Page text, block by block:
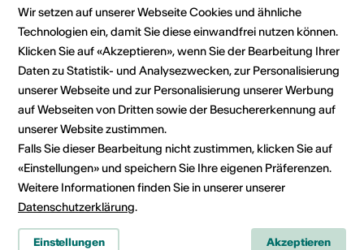
Jakobi Stralsund-D
Ausstellungskatalog "DAS
ARCHIV" Ein Netzwerk mit
rotem Faden" erschienen
2003
Art der Publikation: Gedrucktes
Werk
Verlag / Label / Vertrieb:
Städtische Galerie Villa am
Wir setzen auf unserer Webseite Cookies und ähnliche
Technologien ein, damit Sie diese einwandfrei nutzen können.
Klicken Sie auf «Akzeptieren», wenn Sie der Bearbeitung Ihrer
Daten zu Statistik- und Analysezwecken, zur Personalisierung
unserer Webseite und zur Personalisierung unserer Werbung
auf Webseiten von Dritten sowie der Besuchererkennung auf
unserer Website zustimmen.
Falls Sie dieser Bearbeitung nicht zustimmen, klicken Sie auf
«Einstellungen» und speichern Sie Ihre eigenen Präferenzen.
Weitere Informationen finden Sie in unserer unserer
Datenschutzerklärung.
Einstellungen Akzeptieren